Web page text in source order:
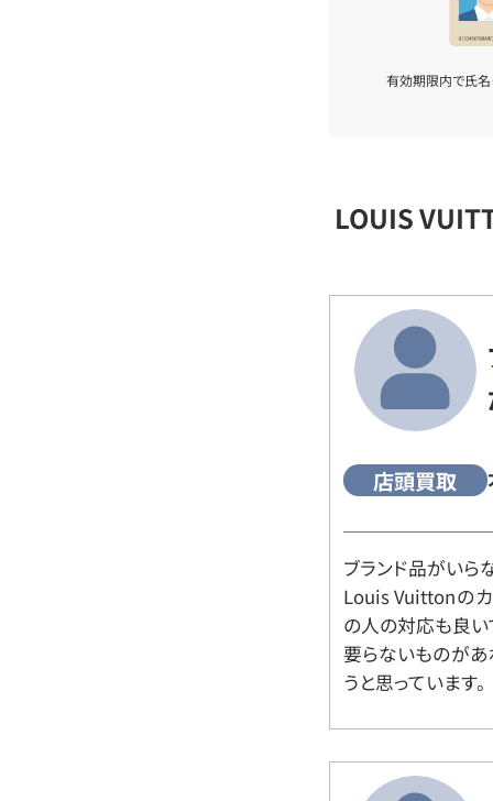
有効期限内で氏名
LOUIS
店頭買取
ブランド品がいら
Louis Vuittonの
の人の対応も良い
要らないものがあ
うと思っています。